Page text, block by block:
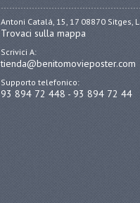
Antoni Catalá, 15, 17 08870 Sitges,
Trovaci sulla mappa
Scrivici A:
tienda@benitomovieposter.com
Supporto telefonico:
93 894 72 448 - 93 894 72 44